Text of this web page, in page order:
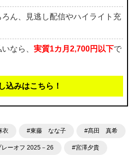
ん、見逃し配信やハイライト充
なら、 実質1カ月2,700円以下で
込みはこちら！
衣 #東藤 なな子 #髙田 真希
ーオフ 2025－26 #宮澤夕貴